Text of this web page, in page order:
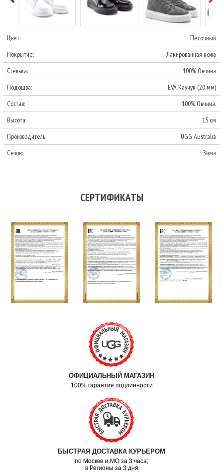
Цвет:
Песочный
Покрытие:
Лакированная кожа
Стелька:
100% Овчина
Подошва:
EVA Каучук (20 мм)
Состав:
100% Овчина.
Высота:
15 см
Производитель:
UGG Australia
Сезон:
Зима
СЕРТИФИКАТЫ
ОФИЦИАЛЬНЫЙ МАГАЗИН
100% гарантия подлинности
БЫСТРАЯ ДОСТАВКА КУРЬЕРОМ
по Москве и МО за 3 часа;
в Регионы за 3 дня